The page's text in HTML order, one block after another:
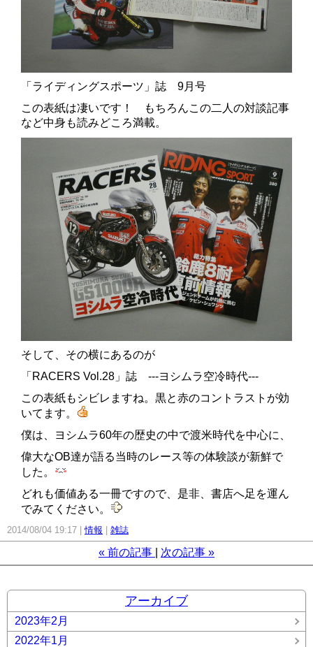
「ライディングスポーツ」誌 9月号
この表紙は凄いです！ もちろんこの二人の対談記事
など中身も読みどころ満載。
そして、その横にあるのが
「RACERS Vol.28」誌 ---ヨシムラ空冷時代---
この表紙もシビレますね。黒と赤のコントラストが効
いてます。
僕は、ヨシムラ60年の歴史の中で渡米時代を中心に、
偉大なOB達が語る当時のレース等の体験談が新鮮で
した。
どれも価値ある一冊ですので、是非、書店へ足を運ん
でみてください。
2014/08/04 19:17 情報 雑誌
« 前の記事 次の記事 »
アーカイブ
2023年2月
2022年1月